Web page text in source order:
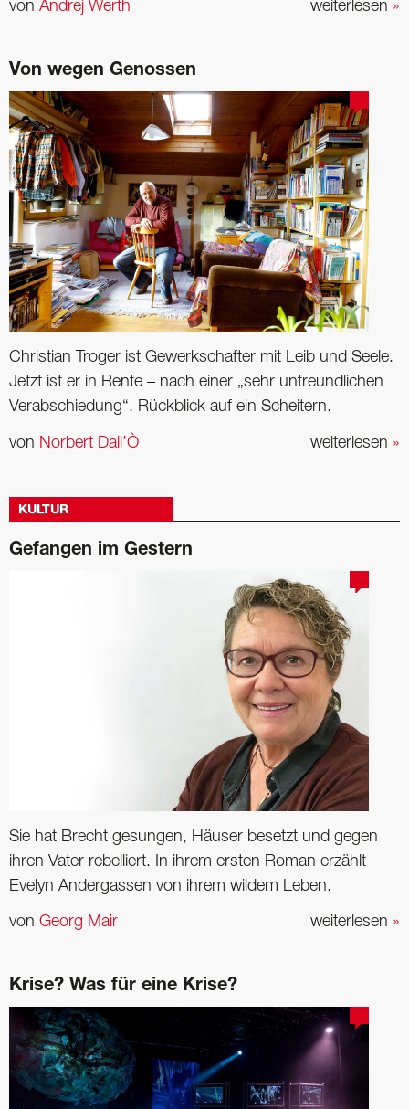
weiterlesen »
von Andrej Werth
Von wegen Genossen
Christian Troger ist Gewerkschafter mit Leib und Seele.
Jetzt ist er in Rente – nach einer „sehr unfreundlichen
Verabschiedung“. Rückblick auf ein Scheitern.
weiterlesen »
von Norbert Dall’Ò
KULTUR
Gefangen im Gestern
Sie hat Brecht gesungen, Häuser besetzt und gegen
ihren Vater rebelliert. In ihrem ­ersten Roman erzählt
Evelyn Andergassen von ihrem wildem Leben.
weiterlesen »
von Georg Mair
Krise? Was für eine Krise?